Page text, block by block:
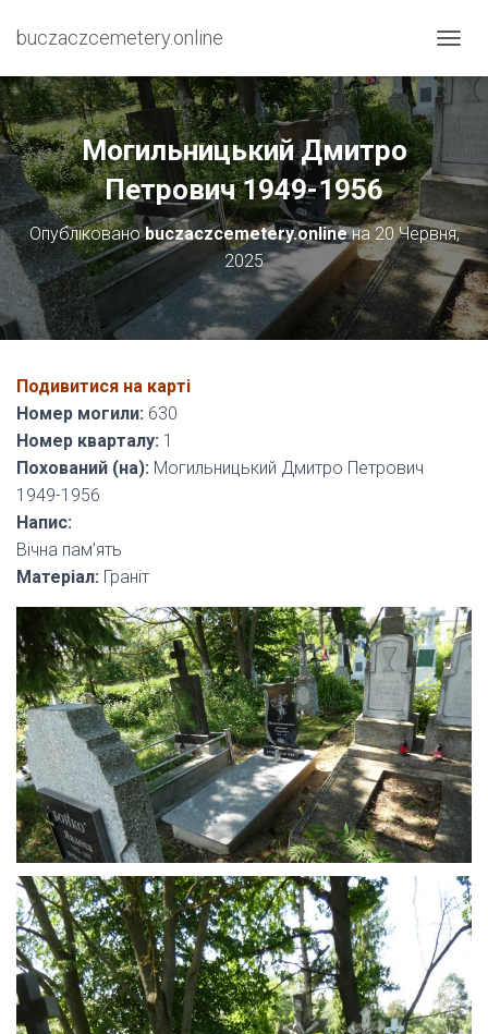
buczaczcemetery.online
Е
К
Н
Т
И
А
В
І
Г
Могильницький Дмитро
Петрович 1949-1956
Опублікованоbuczaczcemetery.onlineна20 Червня,
2025
Подивитися на карті
Номер могили: 630
Номер кварталу: 1
Похований (на): Могильницький Дмитро Петрович
1949-1956
Напис:
Вічна пам’ять
Матеріал: Граніт